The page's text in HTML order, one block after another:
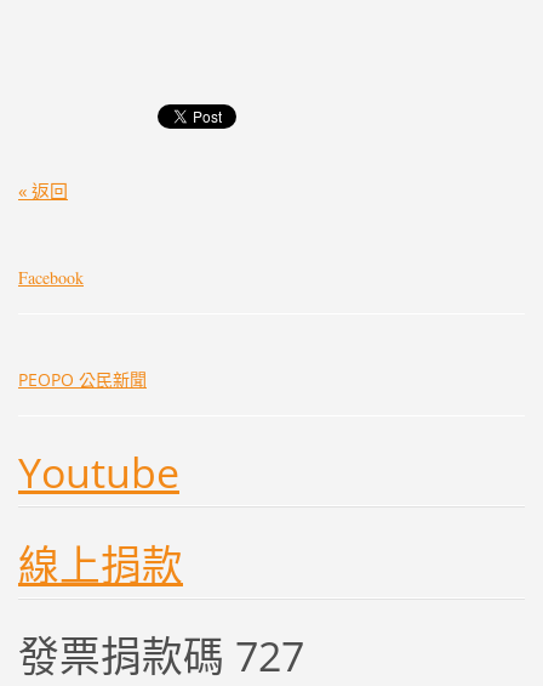
« 返回
Facebook
PEOPO 公民新聞
Youtube
線上捐款
發票捐款碼 727